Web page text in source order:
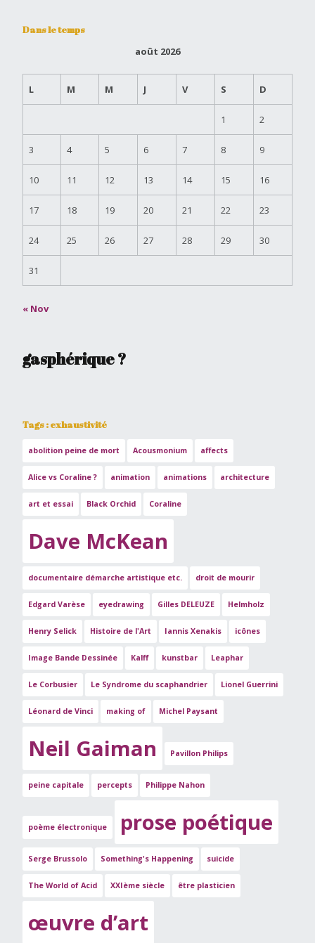
Dans le temps
août 2026
L M M J V S D
1 2
3 4 5 6 7 8 9
10 11 12 13 14 15 16
17 18 19 20 21 22 23
24 25 26 27 28 29 30
31
« Nov
gasphérique ?
Tags : exhaustivité
abolition peine de mort Acousmonium affects
Alice vs Coraline ? animation animations architecture
art et essai Black Orchid Coraline
Dave McKean
documentaire démarche artistique etc. droit de mourir
Edgard Varèse eyedrawing Gilles DELEUZE Helmholz
Henry Selick Histoire de l'Art Iannis Xenakis icônes
Image Bande Dessinée Kalff kunstbar Leaphar
Le Corbusier Le Syndrome du scaphandrier Lionel Guerrini
Léonard de Vinci making of Michel Paysant
Neil Gaiman Pavillon Philips
peine capitale percepts Philippe Nahon
poème électronique prose poétique
Serge Brussolo Something's Happening suicide
The World of Acid XXIème siècle être plasticien
œuvre d’art